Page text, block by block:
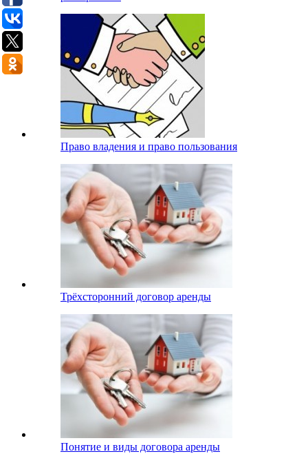
Право владения и право пользования
Трёхсторонний договор аренды
Понятие и виды договора аренды